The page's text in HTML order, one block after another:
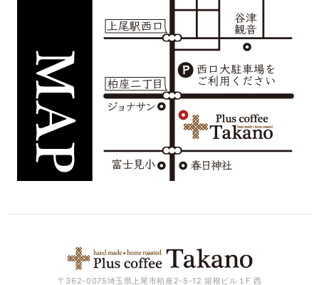
〒362-0075埼玉県上尾市柏座2-5-12 築根ビル１F 西